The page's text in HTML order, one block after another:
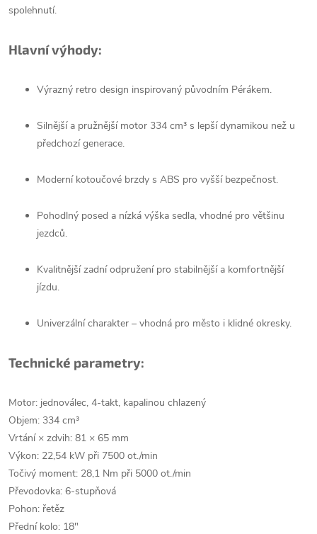
spolehnutí.
Hlavní výhody:
Výrazný retro design inspirovaný původním Pérákem.
Silnější a pružnější motor 334 cm³ s lepší dynamikou než u
předchozí generace.
Moderní kotoučové brzdy s ABS pro vyšší bezpečnost.
Pohodlný posed a nízká výška sedla, vhodné pro většinu
jezdců.
Kvalitnější zadní odpružení pro stabilnější a komfortnější
jízdu.
Univerzální charakter – vhodná pro město i klidné okresky.
Technické parametry:
Motor: jednoválec, 4-takt, kapalinou chlazený
Objem: 334 cm³
Vrtání × zdvih: 81 × 65 mm
Výkon: 22,54 kW při 7500 ot./min
Točivý moment: 28,1 Nm při 5000 ot./min
Převodovka: 6-stupňová
Pohon: řetěz
Přední kolo: 18"